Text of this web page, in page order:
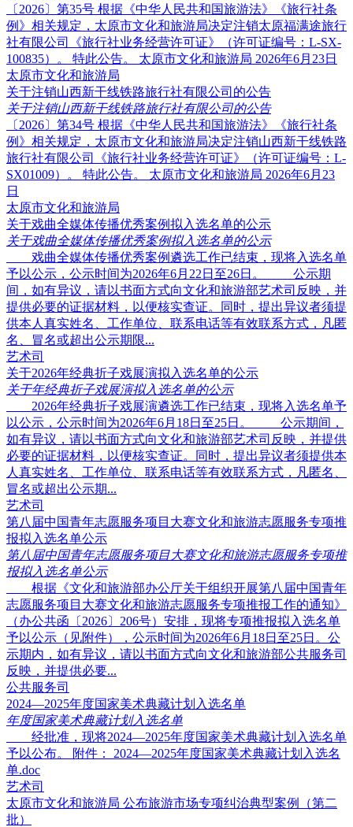
〔2026〕第35号 根据《中华人民共和国旅游法》《旅行社条
例》相关规定，太原市文化和旅游局决定注销太原福满途旅行
社有限公司《旅行社业务经营许可证》（许可证编号：L-SX-
100835）。 特此公告。 太原市文化和旅游局 2026年6月23日
太原市文化和旅游局
关于注销山西新干线铁路旅行社有限公司的公告
关于注销山西新干线铁路旅行社有限公司的公告
〔2026〕第34号 根据《中华人民共和国旅游法》《旅行社条
例》相关规定，太原市文化和旅游局决定注销山西新干线铁路
旅行社有限公司《旅行社业务经营许可证》（许可证编号：L-
SX01009）。 特此公告。 太原市文化和旅游局 2026年6月23
日
太原市文化和旅游局
关于戏曲全媒体传播优秀案例拟入选名单的公示
关于戏曲全媒体传播优秀案例拟入选名单的公示
戏曲全媒体传播优秀案例遴选工作已结束，现将入选名单
予以公示，公示时间为2026年6月22日至26日。 公示期
间，如有异议，请以书面方式向文化和旅游部艺术司反映，并
提供必要的证据材料，以便核实查证。同时，提出异议者须提
供本人真实姓名、工作单位、联系电话等有效联系方式，凡匿
名、冒名或超出公示期限...
艺术司
关于2026年经典折子戏展演拟入选名单的公示
关于年经典折子戏展演拟入选名单的公示
2026年经典折子戏展演遴选工作已结束，现将入选名单予
以公示，公示时间为2026年6月18日至25日。 公示期间，
如有异议，请以书面方式向文化和旅游部艺术司反映，并提供
必要的证据材料，以便核实查证。同时，提出异议者须提供本
人真实姓名、工作单位、联系电话等有效联系方式，凡匿名、
冒名或超出公示期...
艺术司
第八届中国青年志愿服务项目大赛文化和旅游志愿服务专项推
报拟入选名单公示
第八届中国青年志愿服务项目大赛文化和旅游志愿服务专项推
报拟入选名单公示
根据《文化和旅游部办公厅关于组织开展第八届中国青年
志愿服务项目大赛文化和旅游志愿服务专项推报工作的通知》
（办公共函〔2026〕206号）安排，现将专项推报拟入选名单
予以公示（见附件），公示时间为2026年6月18日至25日。公
示期内，如有异议，请以书面方式向文化和旅游部公共服务司
反映，并提供必要...
公共服务司
2024—2025年度国家美术典藏计划入选名单
年度国家美术典藏计划入选名单
经批准，现将2024—2025年度国家美术典藏计划入选名单
予以公布。 附件： 2024—2025年度国家美术典藏计划入选名
单.doc
艺术司
太原市文化和旅游局 公布旅游市场专项纠治典型案例（第二
批）